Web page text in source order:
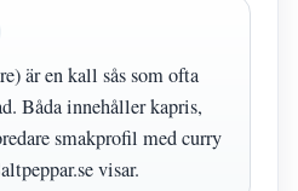
är en kall sås som ofta
Båda innehåller kapris,
smakprofil med curry
visar.